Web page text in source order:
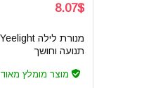
8.07$
תנועה וחושך
מוצר מומלץ מאוד